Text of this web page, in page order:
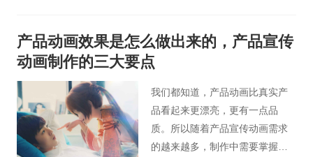
在下雨天宣传片应该怎么拍摄？
以下是桃花谷宣传片小编总结的
宣传片在下雨天拍摄技巧。
产品动画效果是怎么做出来的，产品宣传
动画制作的三大要点
我们都知道，产品动画比真实产
品看起来更漂亮，更有一点品
质。所以随着产品宣传动画需求
的越来越多，制作中需要掌握的